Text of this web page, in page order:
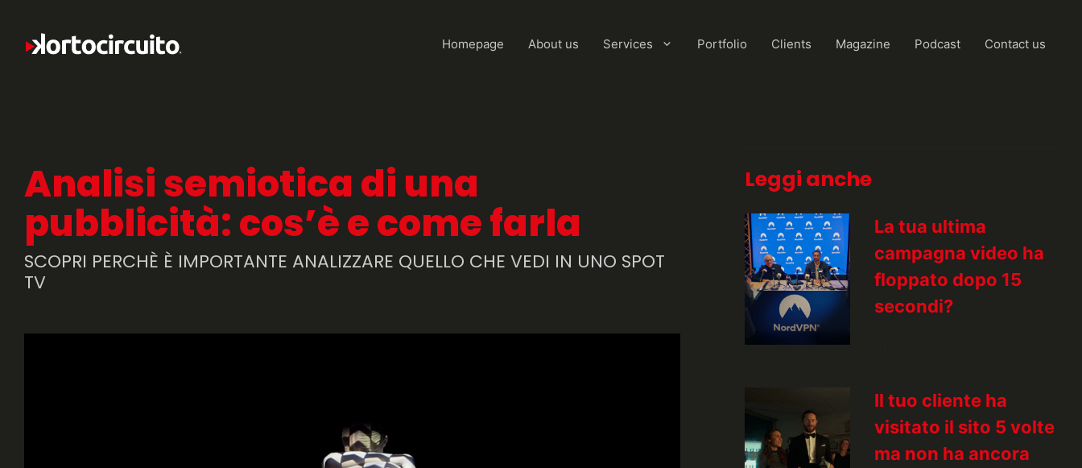
Homepage About us Services Portfolio Clients Magazine Podcast Contact us
Analisi semiotica di una
pubblicità: cos’è e come farla
SCOPRI PERCHÈ È IMPORTANTE ANALIZZARE QUELLO CHE VEDI IN UNO SPOT
TV
Leggi anche
La tua ultima
campagna video ha
floppato dopo 15
secondi?
Il tuo cliente ha
visitato il sito 5 volte
ma non ha ancora